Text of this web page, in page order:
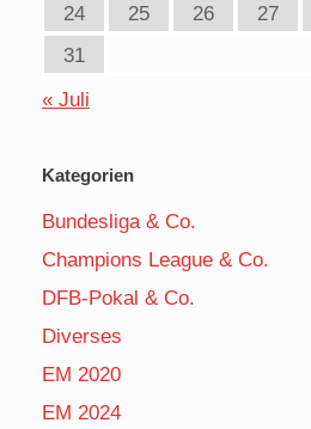
24
25 26 27
31
« Juli
Kategorien
Bundesliga & Co.
Champions League & Co.
DFB-Pokal & Co.
Diverses
EM 2020
EM 2024